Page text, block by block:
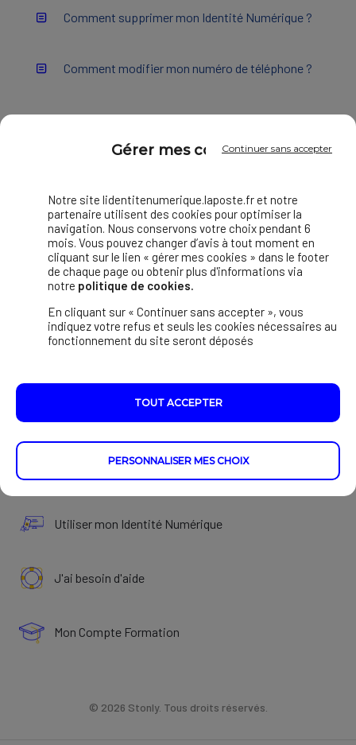
Comment supprimer mon Identité Numérique ?
Comment modifier mon numéro de téléphone ?
J'ai un nouveau smartphone
Je n'ai pas reçu mon code par mail
"Erreur inconnue" ou "Une erreur est survenue"
Gérer mon Identité Numérique
Utiliser mon Identité Numérique
J'ai besoin d'aide
Mon Compte Formation
© 2026 Stonly. Tous droits réservés.
Gérer mes cookies
Notre site lidentitenumerique.laposte.fr et notre
partenaire utilisent des cookies pour optimiser la
navigation. Nous conservons votre choix pendant 6
mois. Vous pouvez changer d’avis à tout moment en
cliquant sur le lien « gérer mes cookies » dans le footer
de chaque page ou obtenir plus d'informations via
notre politique de cookies.
En cliquant sur « Continuer sans accepter », vous
indiquez votre refus et seuls les cookies nécessaires au
fonctionnement du site seront déposés
Continuer sans accepter
TOUT ACCEPTER
PERSONNALISER MES CHOIX